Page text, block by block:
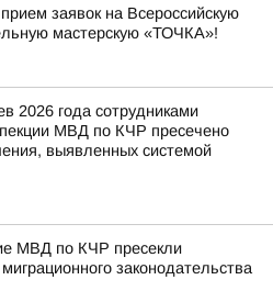
заявок на Всероссийскую
мастерскую «ТОЧКА»!
2026 года сотрудниками
МВД по КЧР пресечено
выявленных системой
МВД по КЧР пресекли
законодательства